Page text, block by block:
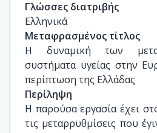
Γλώσσες διατριβής
Ελληνικά
Μεταφρασμένος τίτλος
H δυναμική των
συστήματα υγείας στην
περίπτωση της Ελλάδας
Περίληψη
Η παρούσα εργασία έχει
τις μεταρρυθμίσεις που